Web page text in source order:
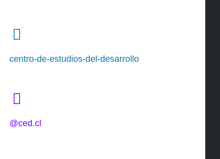
centro-de-estudios-del-desarrollo
@ced.cl